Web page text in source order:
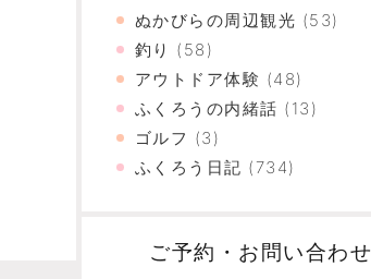
ぬかびらの周辺観光 (53)
釣り (58)
アウトドア体験 (48)
ふくろうの内緒話 (13)
ゴルフ (3)
ふくろう日記 (734)
ご予約・お問い合わせ